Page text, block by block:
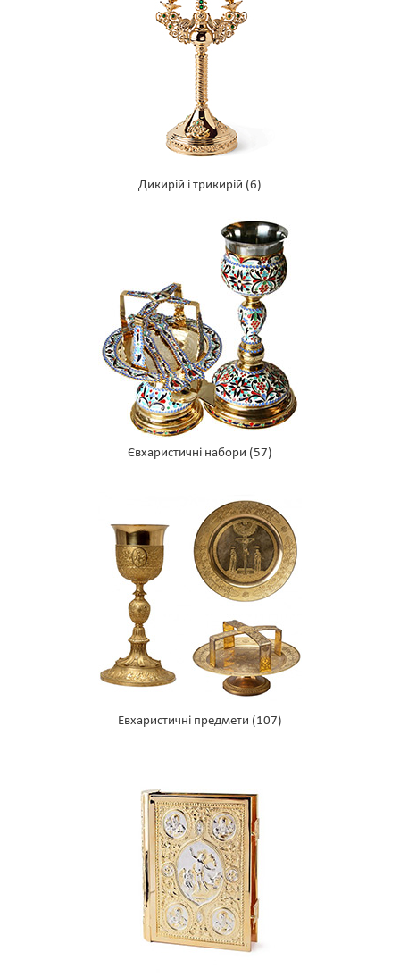
Дикирій і трикирій (6)
Євхаристичні набори (57)
Евхаристичні предмети (107)